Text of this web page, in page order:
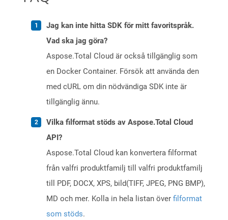
Jag kan inte hitta SDK för mitt favoritspråk.
Vad ska jag göra?
Aspose.Total Cloud är också tillgänglig som
en Docker Container. Försök att använda den
med cURL om din nödvändiga SDK inte är
tillgänglig ännu.
Vilka filformat stöds av Aspose.Total Cloud
API?
Aspose.Total Cloud kan konvertera filformat
från valfri produktfamilj till valfri produktfamilj
till PDF, DOCX, XPS, bild(TIFF, JPEG, PNG BMP),
MD och mer. Kolla in hela listan över filformat
som stöds.